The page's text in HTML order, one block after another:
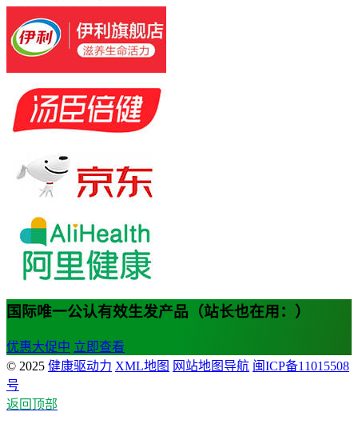
国际唯一公认有效生发产品（站长也在用：）
优惠大促中 立即查看
© 2025 健康驱动力 XML地图 网站地图导航 闽ICP备11015508
号
返回顶部